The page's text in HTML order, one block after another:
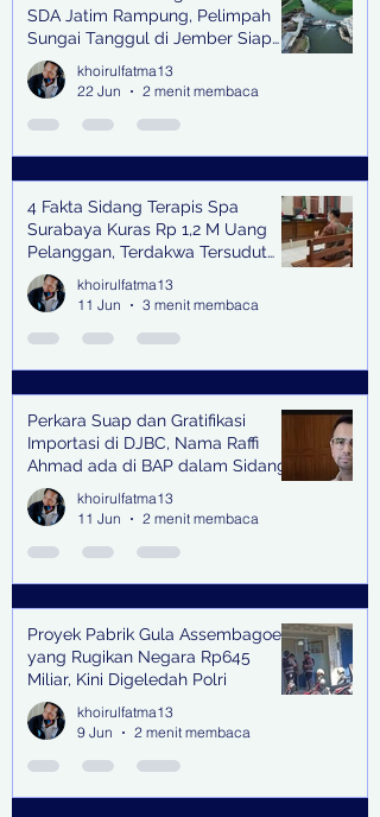
SDA Jatim Rampung, Pelimpah
Sungai Tanggul di Jember Siap
Bangkitkan Swasembada Pangan
dan Pengendali Banjir
khoirulfatma13
22 Jun
2 menit membaca
4 Fakta Sidang Terapis Spa
Surabaya Kuras Rp 1,2 M Uang
Pelanggan, Terdakwa Tersudut
oleh Keterangan Saksi Kunci
khoirulfatma13
11 Jun
3 menit membaca
Perkara Suap dan Gratifikasi
Importasi di DJBC, Nama Raffi
Ahmad ada di BAP dalam Sidang
khoirulfatma13
11 Jun
2 menit membaca
Proyek Pabrik Gula Assembagoes
yang Rugikan Negara Rp645
Miliar, Kini Digeledah Polri
khoirulfatma13
9 Jun
2 menit membaca